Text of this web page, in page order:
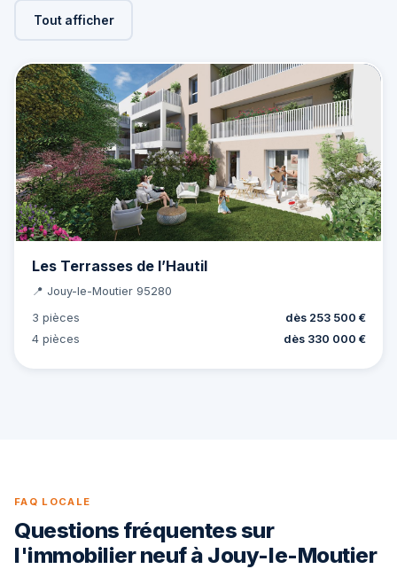
Tout afficher
Les Terrasses de l’Hautil
📍 Jouy-le-Moutier 95280
3 pièces
dès 253 500 €
4 pièces
dès 330 000 €
FAQ LOCALE
Questions fréquentes sur
l'immobilier neuf à Jouy-le-Moutier